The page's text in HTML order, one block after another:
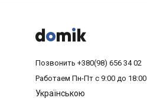



Позвонить +380(98) 656 34 02
Работаем Пн-Пт с 9:00 до 18:00
Українською